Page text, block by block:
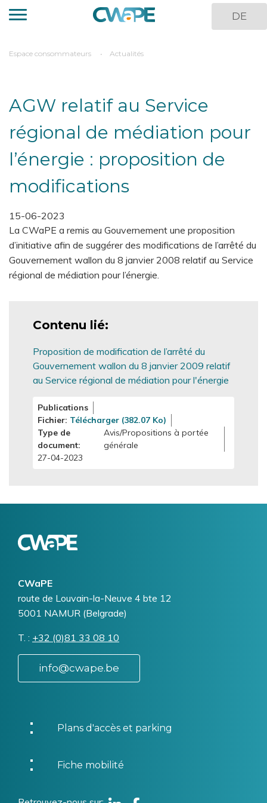
Aller
au
principal
DE
You
Espace consommateurs Actualités
AGW relatif au Service
régional de médiation pour
l’énergie : proposition de
modifications
15-06-2023
La CWaPE a remis au Gouvernement une proposition
d’initiative afin de suggérer des modifications de l’arrêté du
Gouvernement wallon du 8 janvier 2008 relatif au Service
régional de médiation pour l’énergie.
Contenu lié
Proposition de modification de l’arrêté du
Gouvernement wallon du 8 janvier 2009 relatif
au Service régional de médiation pour l'énergie
Publications
Fichier Télécharger (382.07 Ko)
Type de
document
Avis/Propositions à portée
générale
27-04-2023
CWaPE
Addresse
route de Louvain-la-Neuve 4 bte 12
5001 NAMUR (Belgrade)
T. Téléphone
+32 (0)81 33 08 10
info@cwape.be
Plans d'accès et parking
Fiche mobilité